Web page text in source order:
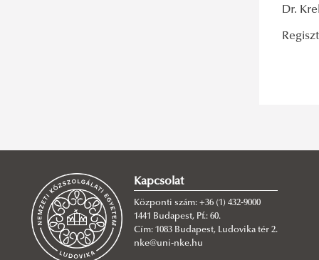
Dr.
Kapcsolat
Központi szám: +36 (1) 432-9000
1441 Budapest, Pf.: 60.
Cím: 1083 Budapest, Ludovika tér 2.
nke@uni-nke.hu